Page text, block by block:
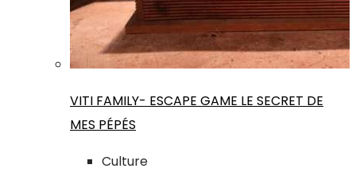
VITI FAMILY- ESCAPE GAME LE SECRET DE
MES PÉPÉS
Culture